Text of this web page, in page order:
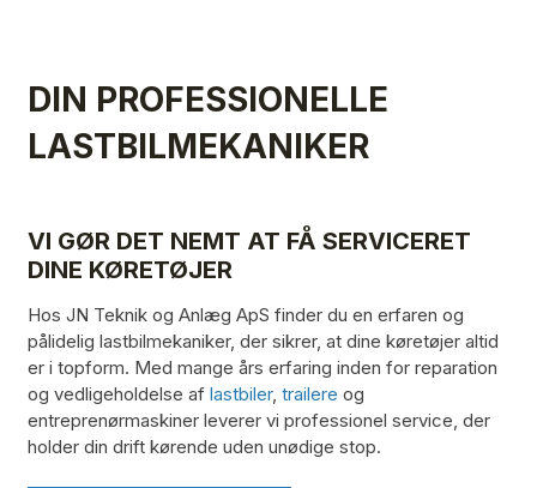
DIN PROFESSIONELLE
LASTBILMEKANIKER
VI GØR DET NEMT AT FÅ SERVICERET
DINE KØRETØJER
Hos JN Teknik og Anlæg ApS finder du en erfaren og
pålidelig lastbilmekaniker, der sikrer, at dine køretøjer altid
er i topform. Med mange års erfaring inden for reparation
og vedligeholdelse af lastbiler, trailere og
entreprenørmaskiner leverer vi professionel service, der
holder din drift kørende uden unødige stop.